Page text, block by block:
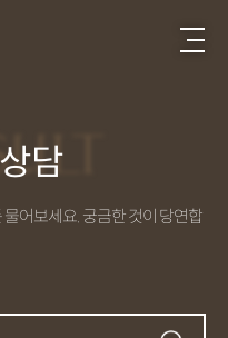
담
물어보세요. 궁금한 것이 당연합